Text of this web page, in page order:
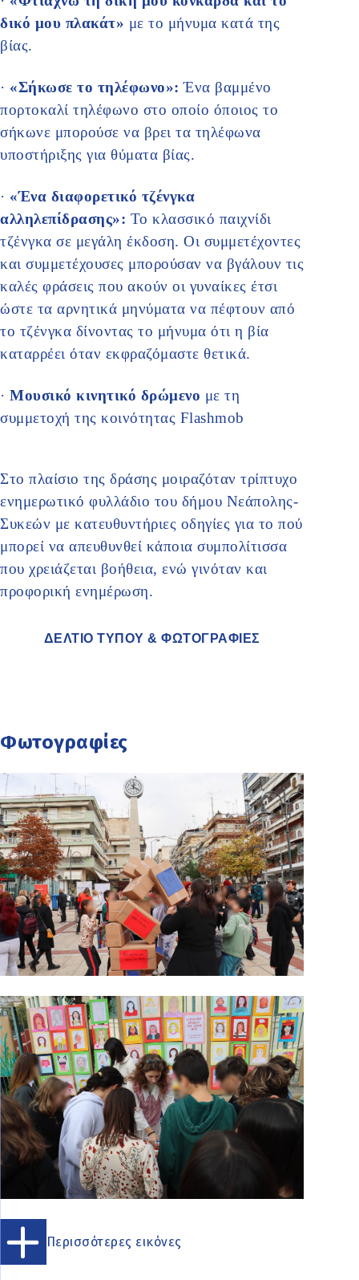
δικό μου πλακάτ» με το μήνυμα κατά της
βίας.
· «Σήκωσε το τηλέφωνο»: Ένα βαμμένο
πορτοκαλί τηλέφωνο στο οποίο όποιος το
σήκωνε μπορούσε να βρει τα τηλέφωνα
υποστήριξης για θύματα βίας.
· «Ένα διαφορετικό τζένγκα
αλληλεπίδρασης»: Το κλασσικό παιχνίδι
τζένγκα σε μεγάλη έκδοση. Οι συμμετέχοντες
και συμμετέχουσες μπορούσαν να βγάλουν τις
καλές φράσεις που ακούν οι γυναίκες έτσι
ώστε τα αρνητικά μηνύματα να πέφτουν από
το τζένγκα δίνοντας το μήνυμα ότι η βία
καταρρέει όταν εκφραζόμαστε θετικά.
· Μουσικό κινητικό δρώμενο με τη
συμμετοχή της κοινότητας Flashmob
Στο πλαίσιο της δράσης μοιραζόταν τρίπτυχο
ενημερωτικό φυλλάδιο του δήμου Νεάπολης-
Συκεών με κατευθυντήριες οδηγίες για το πού
μπορεί να απευθυνθεί κάποια συμπολίτισσα
που χρειάζεται βοήθεια, ενώ γινόταν και
προφορική ενημέρωση.
ΔΕΛΤΙΟ ΤΥΠΟΥ & ΦΩΤΟΓΡΑΦΙΕΣ
Φωτογραφίες
Περισσότερες εικόνες